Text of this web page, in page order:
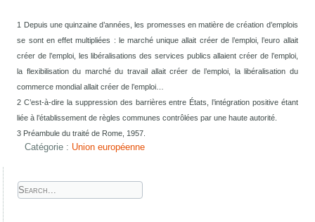
1 Depuis une quinzaine d’années, les promesses en matière de création d’emplois
se sont en effet multipliées : le marché unique allait créer de l’emploi, l’euro allait
créer de l’emploi, les libéralisations des services publics allaient créer de l’emploi,
la flexibilisation du marché du travail allait créer de l’emploi, la libéralisation du
commerce mondial allait créer de l’emploi…
2 C’est-à-dire la suppression des barrières entre États, l’intégration positive étant
liée à l’établissement de règles communes contrôlées par une haute autorité.
3 Préambule du traité de Rome, 1957.
Catégorie : Union européenne